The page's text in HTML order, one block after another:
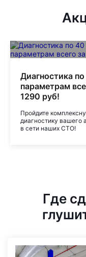
Диагностика
параметрам
1290 руб!
Пройдите
диагностику вашего
в сети наших СТО!
Где